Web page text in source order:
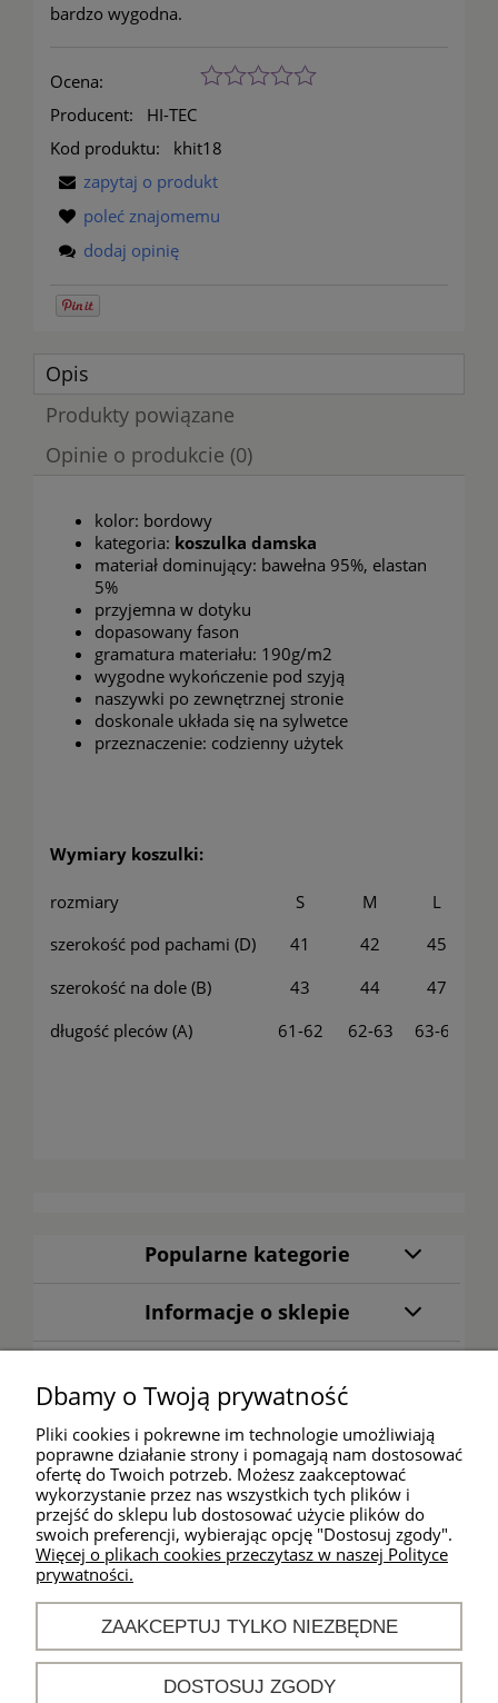
bardzo wygodna.
Ocena:
Producent:
HI-TEC
Kod produktu:
khit18
zapytaj o produkt
poleć znajomemu
dodaj opinię
Opis
Produkty powiązane
Opinie o produkcie (0)
kolor: bordowy
kategoria: koszulka damska
materiał dominujący: bawełna 95%, elastan
5%
przyjemna w dotyku
dopasowany fason
gramatura materiału: 190g/m2
wygodne wykończenie pod szyją
naszywki po zewnętrznej stronie
doskonale układa się na sylwetce
przeznaczenie: codzienny użytek
Wymiary koszulki:
rozmiary S M L
szerokość pod pachami (D)
41 42 45
szerokość na dole (B)
43 44 47
długość pleców (A)
61-62 62-63 63-64
Popularne kategorie
Informacje o sklepie
Moje konto
Kontakt
Godziny działania
sklepu:
piątku
w godz. 10:00 -
khm@sport-
Dbamy o Twoją prywatność
Pliki cookies i pokrewne im technologie umożliwiają
poprawne działanie strony i pomagają nam dostosować
ofertę do Twoich potrzeb. Możesz zaakceptować
wykorzystanie przez nas wszystkich tych plików i
przejść do sklepu lub dostosować użycie plików do
swoich preferencji, wybierając opcję "Dostosuj zgody".
Więcej o plikach cookies przeczytasz w naszej Polityce
prywatności.
ZAAKCEPTUJ TYLKO NIEZBĘDNE
DOSTOSUJ ZGODY